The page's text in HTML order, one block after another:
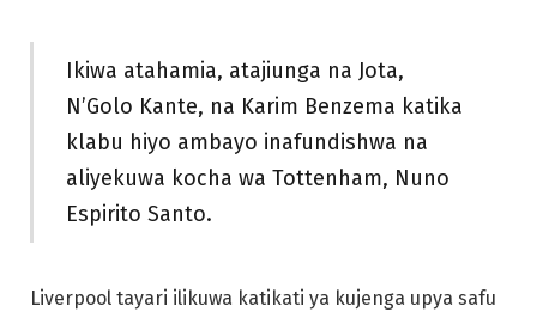
Ikiwa atahamia, atajiunga na Jota,
N’Golo Kante, na Karim Benzema katika
klabu hiyo ambayo inafundishwa na
aliyekuwa kocha wa Tottenham, Nuno
Espirito Santo.
Liverpool tayari ilikuwa katikati ya kujenga upya safu